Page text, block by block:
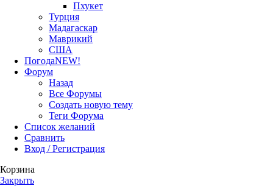
Пхукет
Турция
Мадагаскар
Маврикий
США
ПогодаNEW!
Форум
Назад
Все Форумы
Создать новую тему
Теги Форума
Список желаний
Сравнить
Вход / Регистрация
Корзина
Закрыть